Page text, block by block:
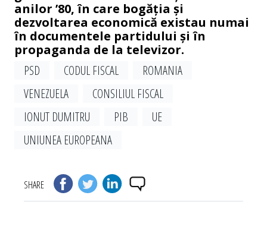
anilor ’80, în care bogăția și
dezvoltarea economică existau numai
în documentele partidului și în
propaganda de la televizor.
PSD
CODUL FISCAL
ROMANIA
VENEZUELA
CONSILIUL FISCAL
IONUT DUMITRU
PIB
UE
UNIUNEA EUROPEANA
SHARE